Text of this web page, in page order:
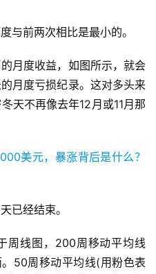
与前两次相比是最小的。
月度收益，如图所示，就会
月度亏损纪录。这对多头来
天不再像去年12月或11月那
已经结束。
周线图，200周移动平均线
50周移动平均线(用粉色表